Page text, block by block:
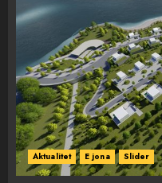
Aktualitet E jona Slider